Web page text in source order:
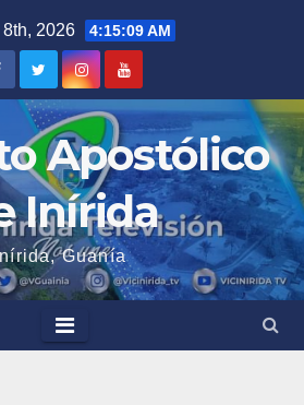
2026 4:15:09 AM
Apostólico
Inírida
Guanía